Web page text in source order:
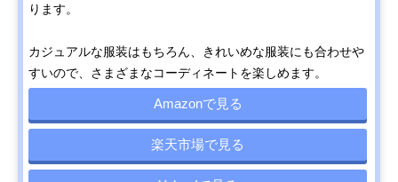
ります。
カジュアルな服装はもちろん、きれいめな服装にも合わせや
すいので、さまざまなコーディネートを楽しめます。
Amazonで見る
楽天市場で見る